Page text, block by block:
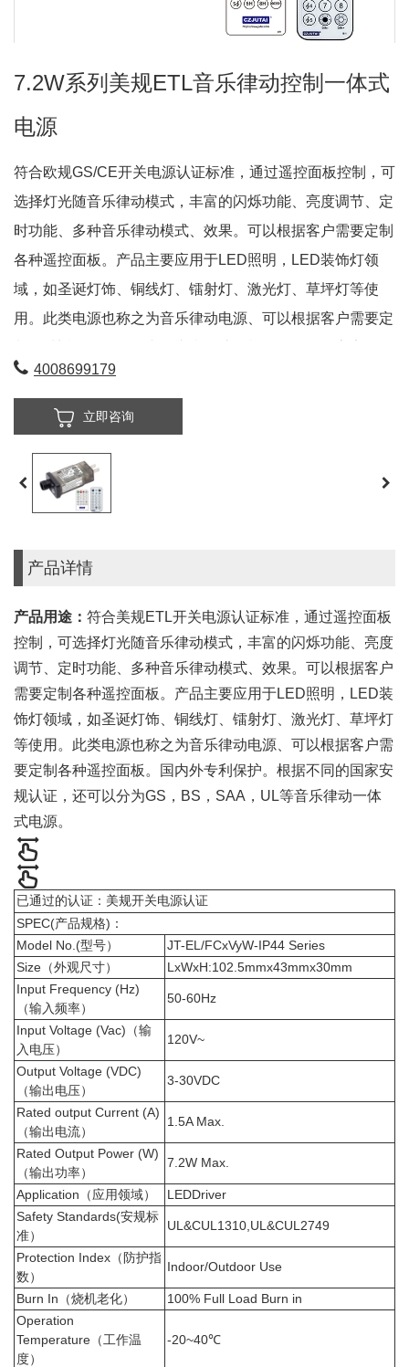
7.2W系列美规ETL音乐律动控制一体式
电源
符合欧规GS/CE开关电源认证标准，通过遥控面板控制，可
选择灯光随音乐律动模式，丰富的闪烁功能、亮度调节、定
时功能、多种音乐律动模式、效果。可以根据客户需要定制
各种遥控面板。产品主要应用于LED照明，LED装饰灯领
域，如圣诞灯饰、铜线灯、镭射灯、激光灯、草坪灯等使
用。此类电源也称之为音乐律动电源、可以根据客户需要定
证，还可以分为GS，BS，SAA，UL等音乐律动一体式电
4008699179
立即咨询
产品详情
产品用途： 符合美规ETL开关电源认证标准，通过遥控面板
控制，可选择灯光随音乐律动模式，丰富的闪烁功能、亮度
调节、定时功能、多种音乐律动模式、效果。可以根据客户
需要定制各种遥控面板。产品主要应用于LED照明，LED装
饰灯领域，如圣诞灯饰、铜线灯、镭射灯、激光灯、草坪灯
等使用。此类电源也称之为音乐律动电源、可以根据客户需
要定制各种遥控面板。国内外专利保护。根据不同的国家安
规认证，还可以分为GS，BS，SAA，UL等音乐律动一体
式电源。
已通过的认证：美规开关电源认证
SPEC(产品规格)：
Model No.(型号）
JT-EL/FCxVyW-IP44 Series
Size（外观尺寸）
L xWxH:102.5mmx43mmx30mm
Input Frequency (Hz)
（输入频率）
50-60Hz
Input Voltage (Vac)（输
入电压）
120V~
Output Voltage (VDC)
（输出电压）
3-30VDC
Rated output Current (A)
（输出电流）
1.5A Max.
Rated Output Power (W)
（输出功率）
7.2W Max.
Application（应用领域） LEDDriver
Safety Standards(安规标
准）
UL&CUL1310,UL&CUL2749
Protection Index（防护指
数）
Indoor/Outdoor Use
Burn In（烧机老化）
100% Full Load Burn in
Operation
Temperature（工作温
度）
-20~40℃